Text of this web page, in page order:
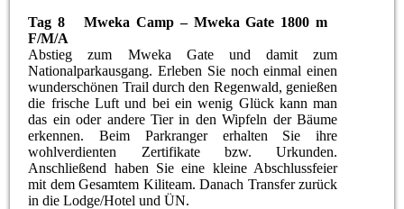
Tag 8 Mweka Camp – Mweka Gate 1800 m
F/M/A
Abstieg zum Mweka Gate und damit zum
Nationalparkausgang. Erleben Sie noch einmal einen
wunderschönen Trail durch den Regenwald, genießen
die frische Luft und bei ein wenig Glück kann man
das ein oder andere Tier in den Wipfeln der Bäume
erkennen. Beim Parkranger erhalten Sie ihre
wohlverdienten Zertifikate bzw. Urkunden.
Anschließend haben Sie eine kleine Abschlussfeier
mit dem Gesamtem Kiliteam. Danach Transfer zurück
in die Lodge/Hotel und ÜN.